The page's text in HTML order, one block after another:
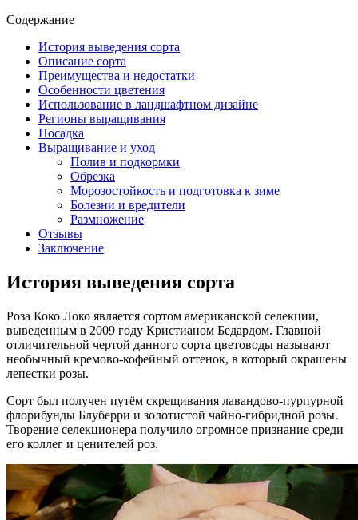
Содержание
История выведения сорта
Описание сорта
Преимущества и недостатки
Особенности цветения
Использование в ландшафтном дизайне
Регионы выращивания
Посадка
Выращивание и уход
Полив и подкормки
Обрезка
Морозостойкость и подготовка к зиме
Болезни и вредители
Размножение
Отзывы
Заключение
История выведения сорта
Роза Коко Локо является сортом американской селекции,
выведенным в 2009 году Кристианом Бедардом. Главной
отличительной чертой данного сорта цветоводы называют
необычный кремово-кофейный оттенок, в который окрашены
лепестки розы.
Сорт был получен путём скрещивания лавандово-пурпурной
флорибунды Блуберри и золотистой чайно-гибридной розы.
Творение селекционера получило огромное признание среди
его коллег и ценителей роз.